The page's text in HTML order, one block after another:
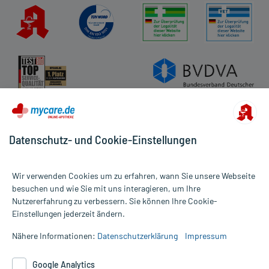
Alle Preise gelten inkl. MwSt., ggf. zzgl. Versandkosten
Informationen auf dieser Website werden ausschließlich für
die Untersuchung und Behandlung durch einen Arzt. Bitte
Therapien eingeleitet werden können. | Diese Webseite benutzt
Datenschutz- und Cookie-Einstellungen
Wir verwenden Cookies um zu erfahren, wann Sie unsere Webseite
besuchen und wie Sie mit uns interagieren, um Ihre
Nutzererfahrung zu verbessern. Sie können Ihre Cookie-
Einstellungen jederzeit ändern.
Nähere Informationen: Datenschutzerklärung Impressum
Google Analytics